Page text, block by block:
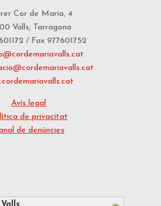
Cor de Maria, 4
Valls, Tarragona
/ Fax 977601752
Avís legal
de privacitat
de denúncies